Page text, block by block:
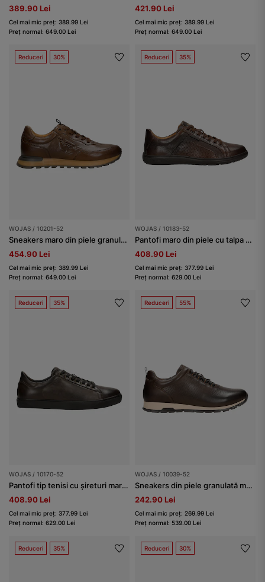
389.90 Lei
Cel mai mic preț: 389.99 Lei
Preț normal: 649.00 Lei
421.90 Lei
Cel mai mic preț: 389.99 Lei
Preț normal: 649.00 Lei
Reduceri 30%
WOJAS / 10201-52
Sneakers maro din piele granulată bărbați
454.90 Lei
Cel mai mic preț: 389.99 Lei
Preț normal: 649.00 Lei
Reduceri 35%
WOJAS / 10183-52
Pantofi maro din piele cu talpa neagră bărbați
408.90 Lei
Cel mai mic preț: 377.99 Lei
Preț normal: 629.00 Lei
Reduceri 35%
WOJAS / 10170-52
Pantofi tip tenisi cu șireturi maro-închis bărbați
408.90 Lei
Cel mai mic preț: 377.99 Lei
Preț normal: 629.00 Lei
Reduceri 55%
WOJAS / 10039-52
Sneakers din piele granulată maro-închis bărbați
242.90 Lei
Cel mai mic preț: 269.99 Lei
Preț normal: 539.00 Lei
Reduceri 35% Reduceri 30%